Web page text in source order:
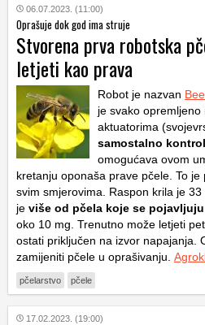
06.07.2023. (11:00)
Oprašuje dok god ima struje
Stvorena prva robotska
letjeti kao prava
Robot je nazvan
je svako
aktuatorima
samostalno
omogućava ovom
kretanju oponaša prave pčele. To
svim smjerovima. Raspon krila je
je više od pčela koje se
oko 10 mg. Trenutno može letjeti
ostati priključen na izvor napajanja.
zamijeniti pčele u oprašivanju.
pčelarstvo pčele
17.02.2023. (19:00)